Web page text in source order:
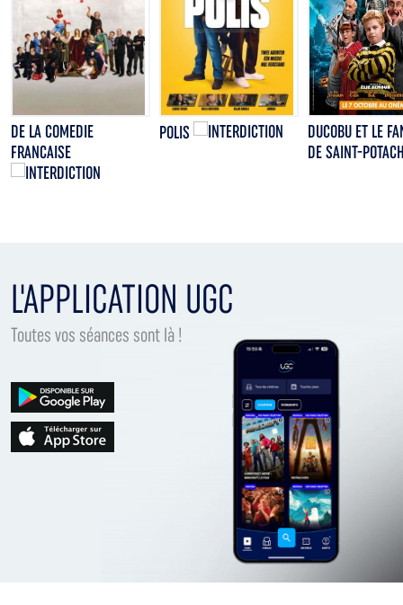
DE LA COMEDIE
FRANCAISE
POLIS
DUCOBU ET LE
DE SAINT-
L'APPLICATION UGC
Toutes vos séances sont là !